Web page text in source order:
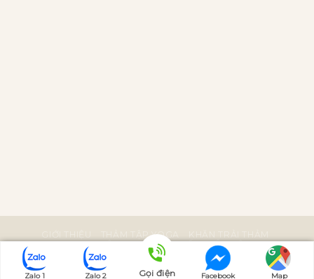
THẢM TẬP YOGA
PHỤ KIỆN YOGA
BÀI VIẾT LIÊN HỆ
Bản quyền bởi Manduka Việt Nam
Zalo 1 Zalo 2 Gọi điện Facebook Map